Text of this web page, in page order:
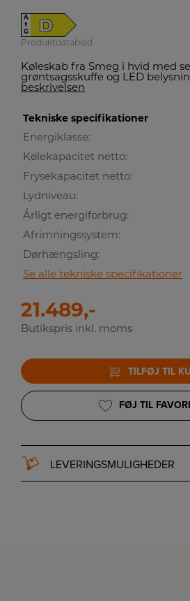
A
↑
G
D
Produktdatablad
Køleskab fra Smeg i hvid med
grøntsagsskuffe og LED
beskrivelsen
Tekniske specifikationer
Energiklasse:
Kølekapacitet netto:
Frysekapacitet netto:
Lydniveau:
Årligt energiforbrug:
Afrimningssystem:
Dørhængsling:
Se alle tekniske specifikationer
21.489,-
Butikspris inkl. moms
TILFØJ TIL
FØJ TIL
LEVERINGSMULIGHEDER